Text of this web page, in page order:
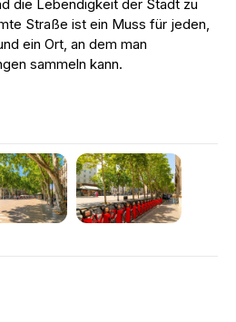
die Lebendigkeit der Stadt zu
Straße ist ein Muss für jeden,
ein Ort, an dem man
sammeln kann.